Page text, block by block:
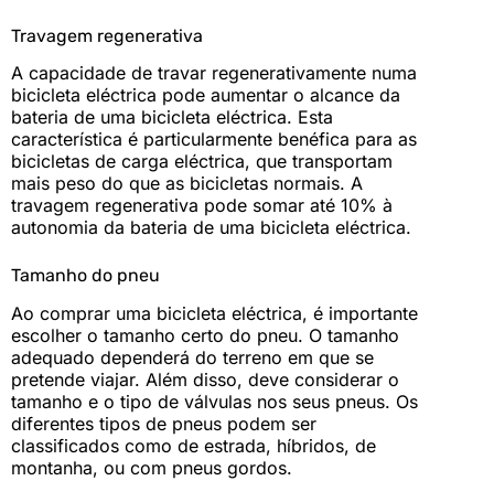
Travagem regenerativa
A capacidade de travar regenerativamente numa
bicicleta eléctrica pode aumentar o alcance da
bateria de uma bicicleta eléctrica. Esta
característica é particularmente benéfica para as
bicicletas de carga eléctrica, que transportam
mais peso do que as bicicletas normais. A
travagem regenerativa pode somar até 10% à
autonomia da bateria de uma bicicleta eléctrica.
Tamanho do pneu
Ao comprar uma bicicleta eléctrica, é importante
escolher o tamanho certo do pneu. O tamanho
adequado dependerá do terreno em que se
pretende viajar. Além disso, deve considerar o
tamanho e o tipo de válvulas nos seus pneus. Os
diferentes tipos de pneus podem ser
classificados como de estrada, híbridos, de
montanha, ou com pneus gordos.